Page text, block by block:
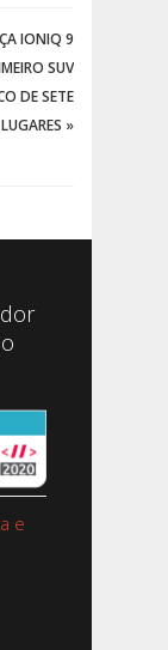
IONIQ 9
SUV
DE SETE
LUGARES »
e